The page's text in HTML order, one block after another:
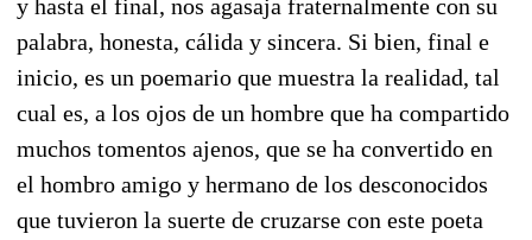
y hasta el final, nos agasaja fraternalmente con su
palabra, honesta, cálida y sincera. Si bien, final e
inicio, es un poemario que muestra la realidad, tal
cual es, a los ojos de un hombre que ha compartido
muchos tomentos ajenos, que se ha convertido en
el hombro amigo y hermano de los desconocidos
que tuvieron la suerte de cruzarse con este poeta